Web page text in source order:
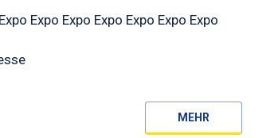
Expo Expo Expo Expo Expo Expo
MEHR